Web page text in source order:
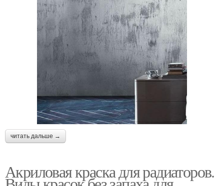
читать дальше →
Акриловая краска для радиаторов.